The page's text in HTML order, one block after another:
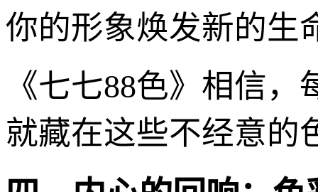
你的形象焕发新的生
《七七88色》相信
就藏在这些不经意的